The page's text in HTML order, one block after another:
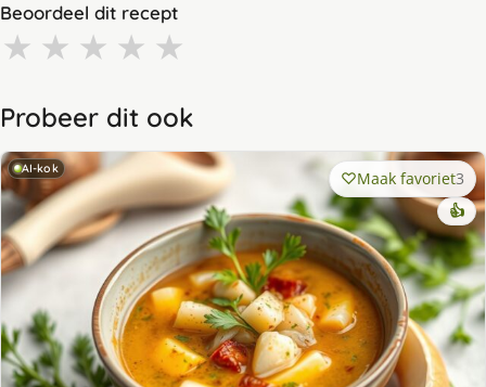
Beoordeel dit recept
★ ★ ★ ★ ★
Probeer dit ook
AI-kok Maak favoriet3
👍